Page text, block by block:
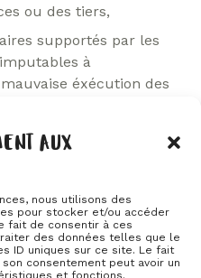
AUX
nous utilisons des
pour stocker et/ou accéder
fait de consentir à ces
des données telles que le
ID uniques sur ce site. Le fait
consentement peut avoir un
et fonctions.
ou des tiers,
supportés par les
à
éxécution des
et intérêts
d’agrément subi
collectivité sociétaire
ou d’empêcher les
responsabilité,
aux bagages et objets